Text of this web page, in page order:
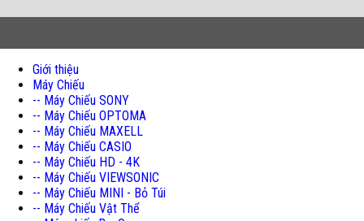
Giới thiệu
Máy Chiếu
-- Máy Chiếu SONY
-- Máy Chiếu OPTOMA
-- Máy Chiếu MAXELL
-- Máy Chiếu CASIO
-- Máy Chiếu HD - 4K
-- Máy Chiếu VIEWSONIC
-- Máy Chiếu MINI - Bỏ Túi
-- Máy Chiếu Vật Thể